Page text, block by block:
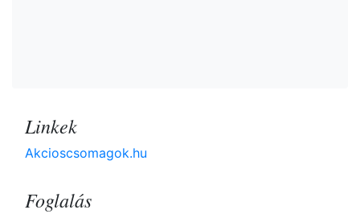
Linkek
Akcioscsomagok.hu
Foglalás